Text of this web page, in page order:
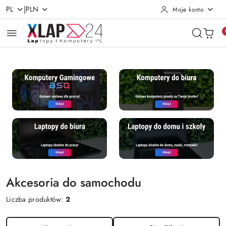
Przejdź do treści głównej
Przejdź do wyszukiwarki
Przejdź do moje konto
Przejdź do menu głównego
Przejdź do stopki
PL |PLN Moje konto
Akcesoria do samochodu
Liczba produktów:2